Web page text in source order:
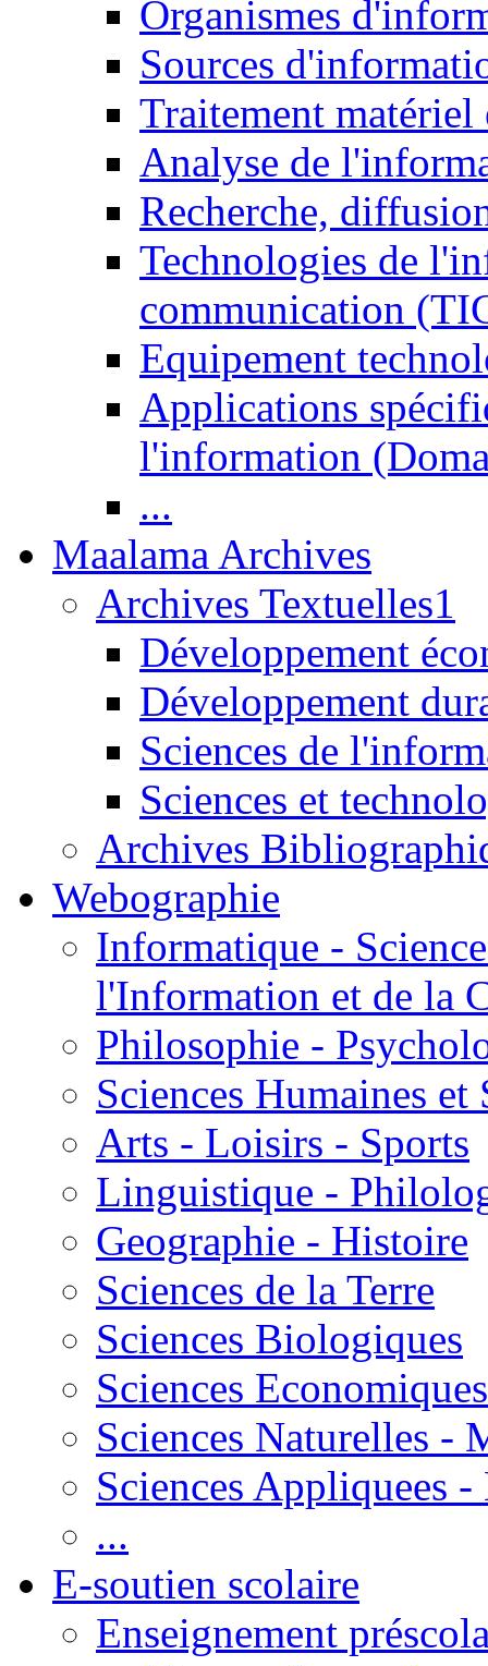
Organismes
Sources
Traitement matériel
Analyse de
Recherche,
Technologies de
communication
Equipement
Applications
l'information
...
Maalama Archives
Archives Textuelles1
Développement
Développement
Sciences de
Sciences et
Archives
Webographie
Informatique -
l'Information et de la
Philosophie -
Sciences Humaines et
Arts - Loisirs - Sports
Linguistique -
Geographie - Histoire
Sciences de la Terre
Sciences Biologiques
Sciences Economiques
Sciences Naturelles -
Sciences Appliquees
...
E-soutien scolaire